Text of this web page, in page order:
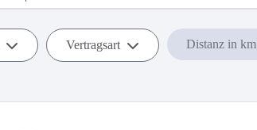
Vertragsart Distanz in km